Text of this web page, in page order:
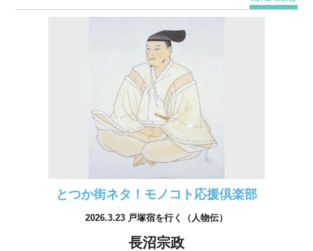
とつか街ネタ！モノコト応援倶楽部
2026.3.23 戸塚宿を行く（人物伝）
長沼宗政